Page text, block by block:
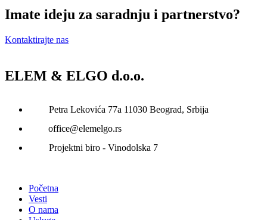
Imate ideju za saradnju i partnerstvo?
Kontaktirajte nas
ELEM & ELGO d.o.o.
Petra Lekovića 77а 11030 Beograd, Srbija
office@elemelgo.rs
Projektni biro - Vinodolska 7
Početna
Vesti
O nama